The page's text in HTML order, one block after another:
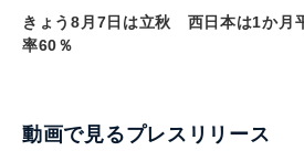
きょう8月7日は立秋 西日本は1か月
率60％
動画で見るプレスリリース